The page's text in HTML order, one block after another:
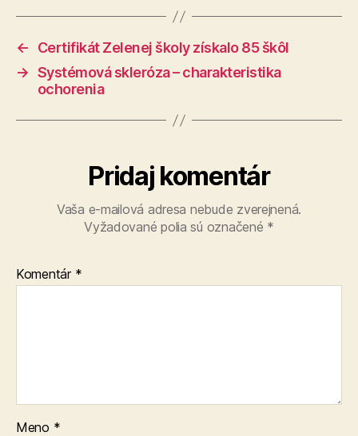
←
Certifikát Zelenej školy získalo 85 škôl
→ Systémová skleróza – charakteristika
ochorenia
Pridaj komentár
Vaša e-mailová adresa nebude zverejnená.
Vyžadované polia sú označené *
Komentár *
Meno *